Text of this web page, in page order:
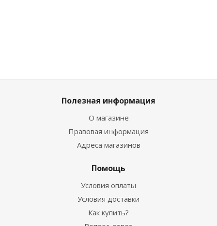
Полезная информация
О магазине
Правовая информация
Адреса магазинов
Помощь
Условия оплаты
Условия доставки
Как купить?